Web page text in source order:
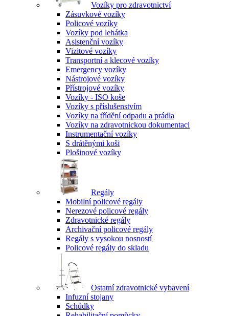
Vozíky pro zdravotnictví
Zásuvkové vozíky
Policové vozíky
Vozíky pod lehátka
Asistenční vozíky
Vizitové vozíky
Transportní a klecové vozíky
Emergency vozíky
Nástrojové vozíky
Přístrojové vozíky
Vozíky - ISO koše
Vozíky s příslušenstvím
Vozíky na třídění odpadu a prádla
Vozíky na zdravotnickou dokumentaci
Instrumentační vozíky
S drátěnými koši
Plošinové vozíky
Regály
Mobilní policové regály
Nerezové policové regály
Zdravotnické regály
Archivační policové regály
Regály s vysokou nosností
Policové regály do skladu
Ostatní zdravotnické vybavení
Infuzní stojany
Schůdky